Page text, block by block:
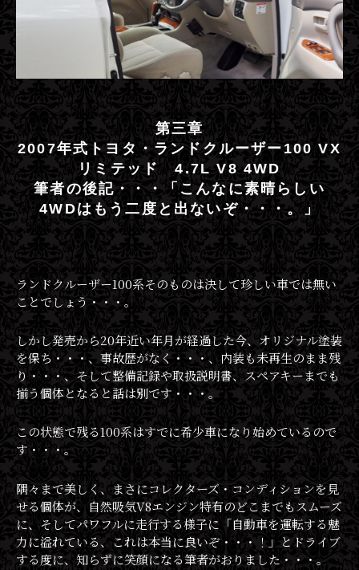
第三章
2007年式トヨタ・ランドクルーザー100 VX
リミテッド 4.7L V8 4WD
筆者の後記・・・「こんなに素晴らしい
4WDはもう二度と出ないぞ・・・。」
ランドクルーザー100系そのものは決して珍しい車では無い
ことでしょう・・・。
しかし発売から20年近い年月が経過した今、オリジナル塗装
を保ち・・・、事故歴がなく・・・、内装も未再生のまま残
り・・・、そして整備記録や取扱説明書、スペアキーまでも
揃う個体となると話は別です・・・。
この状態で残る100系はすでに希少車になり始めているので
す・・・。
隅々まで美しく、まさにコレクターズ・コンディションを見
せる個体が、自然吸気V8エンジン特有のどこまでもスムーズ
に、そしてパワフルに走行する様子に「自動車を運転する魅
力に溢れている、これは本当に良いぞ・・・！」とドライブ
する度に、知らずに笑顔になる筆者がおりました・・・。